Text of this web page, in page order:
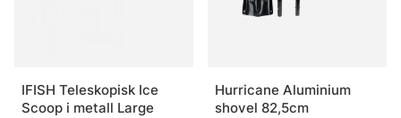
IFISH Teleskopisk Ice
Scoop i metall Large
Hurricane Aluminium
shovel 82,5cm